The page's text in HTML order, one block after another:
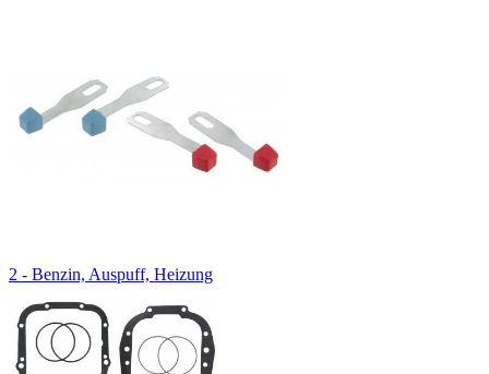
2 - Benzin, Auspuff, Heizung